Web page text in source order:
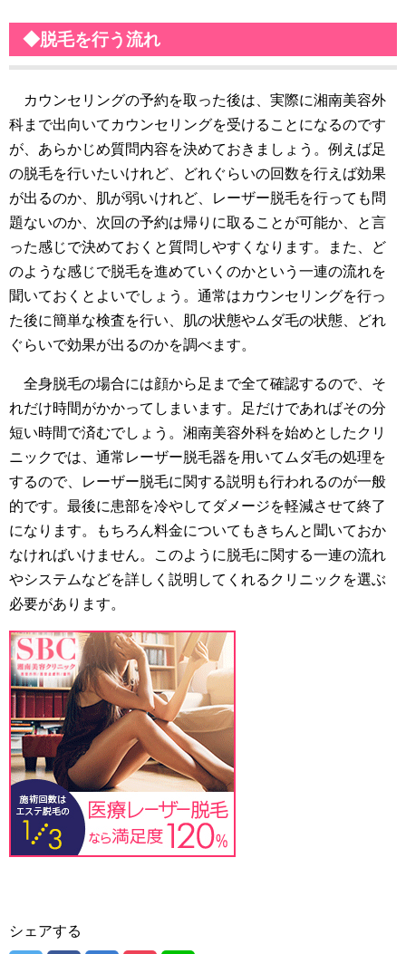
◆脱毛を行う流れ
カウンセリングの予約を取った後は、実際に湘南美容外
科まで出向いてカウンセリングを受けることになるのです
が、あらかじめ質問内容を決めておきましょう。例えば足
の脱毛を行いたいけれど、どれぐらいの回数を行えば効果
が出るのか、肌が弱いけれど、レーザー脱毛を行っても問
題ないのか、次回の予約は帰りに取ることが可能か、と言
った感じで決めておくと質問しやすくなります。また、ど
のような感じで脱毛を進めていくのかという一連の流れを
聞いておくとよいでしょう。通常はカウンセリングを行っ
た後に簡単な検査を行い、肌の状態やムダ毛の状態、どれ
ぐらいで効果が出るのかを調べます。
全身脱毛の場合には顔から足まで全て確認するので、そ
れだけ時間がかかってしまいます。足だけであればその分
短い時間で済むでしょう。湘南美容外科を始めとしたクリ
ニックでは、通常レーザー脱毛器を用いてムダ毛の処理を
するので、レーザー脱毛に関する説明も行われるのが一般
的です。最後に患部を冷やしてダメージを軽減させて終了
になります。もちろん料金についてもきちんと聞いておか
なければいけません。このように脱毛に関する一連の流れ
やシステムなどを詳しく説明してくれるクリニックを選ぶ
必要があります。
シェアする